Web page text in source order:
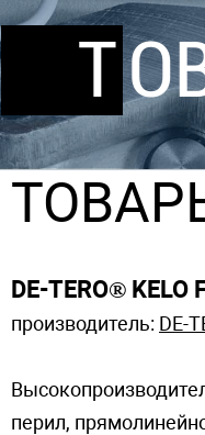
DE-TERO® KELO
производитель: DE-
перил,